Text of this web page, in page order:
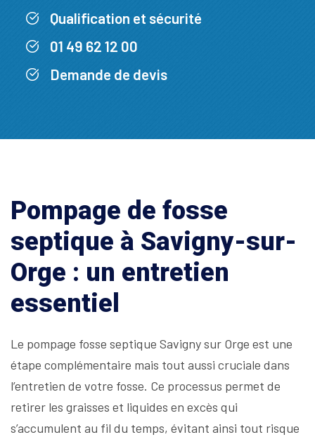
Qualification et sécurité
01 49 62 12 00
Demande de devis
Pompage de fosse
septique à Savigny-sur-
Orge : un entretien
essentiel
Le pompage fosse septique Savigny sur Orge est une
étape complémentaire mais tout aussi cruciale dans
l’entretien de votre fosse. Ce processus permet de
retirer les graisses et liquides en excès qui
s’accumulent au fil du temps, évitant ainsi tout risque